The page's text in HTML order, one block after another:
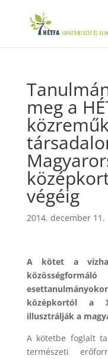
meg a
végéig
2014. december 11.
A kötet a
középkortól a
illusztrálják a
A kötetbe foglalt
természeti